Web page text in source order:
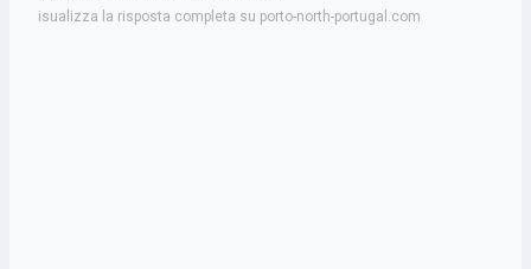
isualizza la risposta completa su porto-north-portugal.com